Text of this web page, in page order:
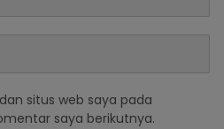
situs web saya pada
saya berikutnya.